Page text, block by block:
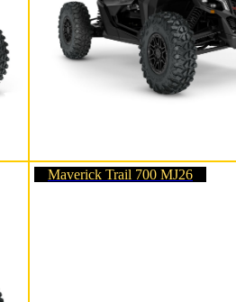
Maverick Trail 700 MJ26